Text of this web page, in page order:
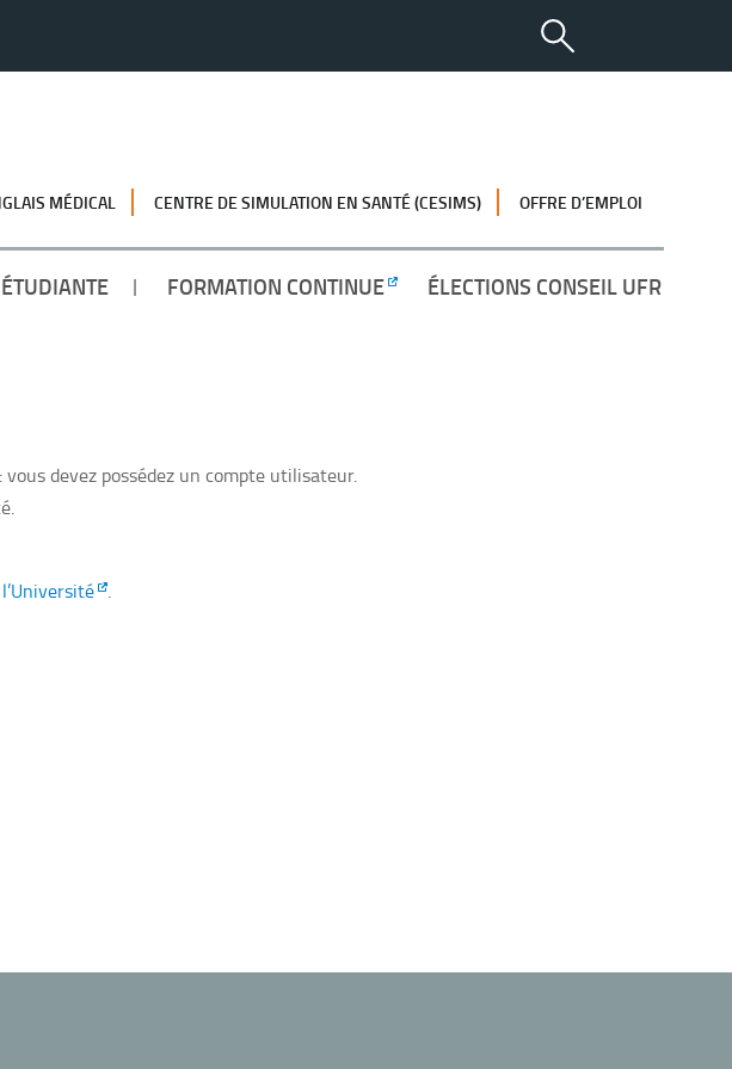
MÉDICAL CENTRE DE SIMULATION EN SANTÉ (CESIMS) OFFRE D’EMPLOI
FORMATION CONTINUE ÉLECTIONS CONSEIL UFR
devez possédez un compte utilisateur.
.